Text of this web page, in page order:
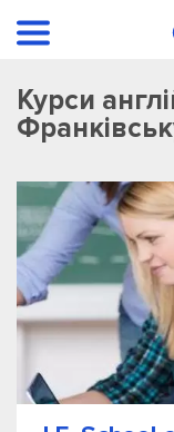
Курси